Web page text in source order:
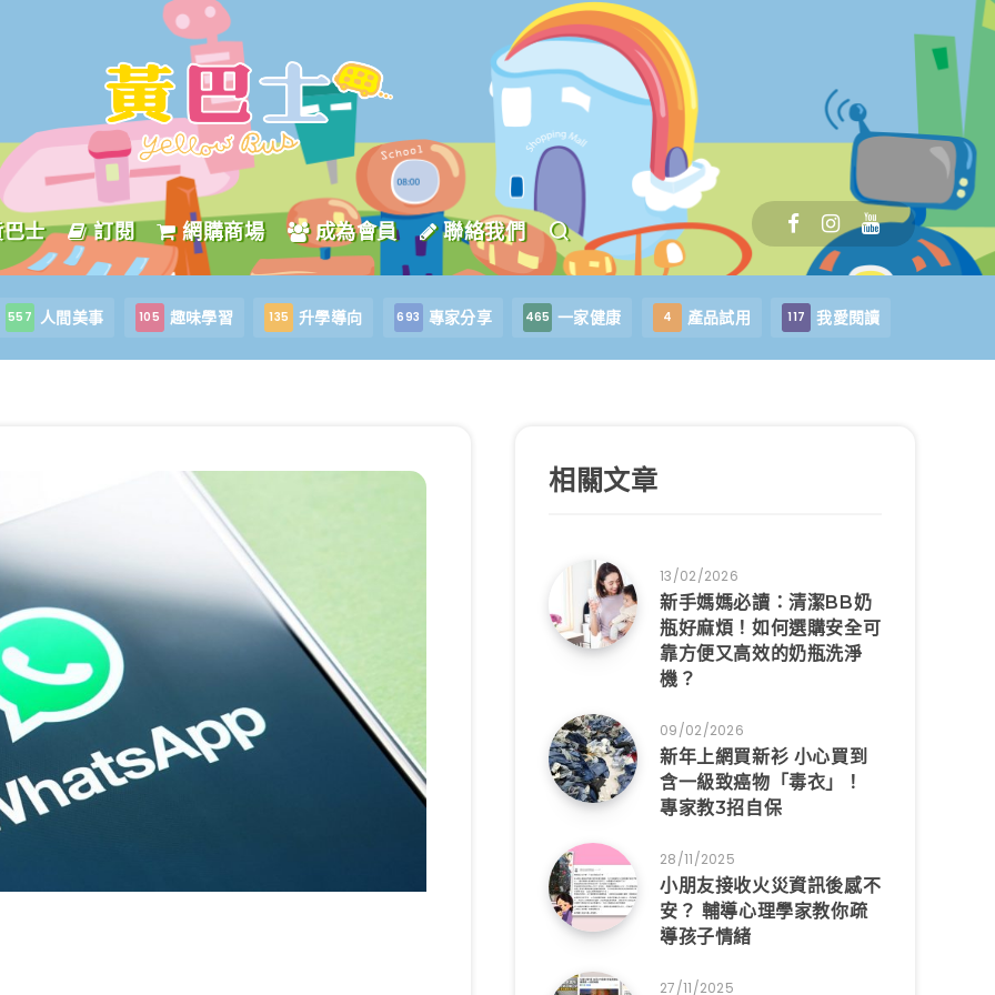
士 訂閱 網購商場 成為會員 聯絡我們
557 人間美事 105 趣味學習 135 升學導向 693 專家分享 465 一家健康 4 產品試用 117 我愛閱讀
相關文章
13/02/2026
新手媽媽必讀：清潔BB奶
瓶好麻煩！如何選購安全可
靠方便又高效的奶瓶洗淨
機？
09/02/2026
新年上網買新衫 小心買到
含一級致癌物「毒衣」！
專家教3招自保
28/11/2025
小朋友接收火災資訊後感不
安？ 輔導心理學家教你疏
導孩子情緒
27/11/2025